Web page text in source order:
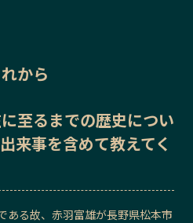
から
至るまでの歴史につい
来事を含めて教えてく
ある故、赤羽富雄が長野県松本市